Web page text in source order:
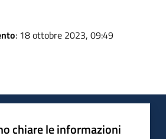
: 18 ottobre 2023, 09:49
chiare le informazioni